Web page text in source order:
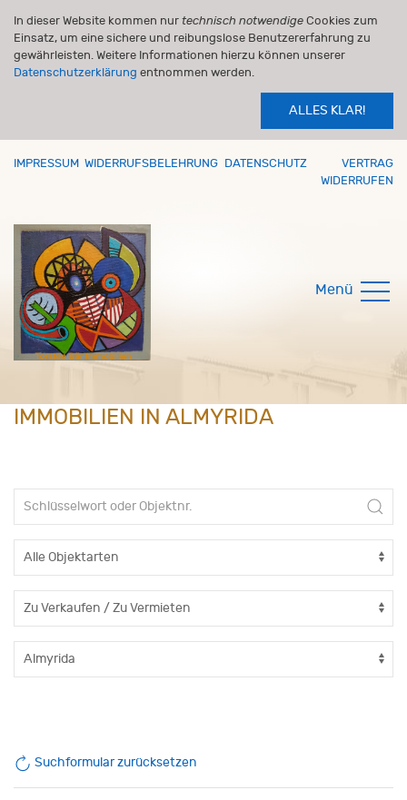
In dieser Website kommen nur technisch notwendige Cookies zum
Einsatz, um eine sichere und reibungslose Benutzererfahrung zu
gewährleisten. Weitere Informationen hierzu können unserer
Datenschutzerklärung entnommen werden.
ALLES KLAR!
IMPRESSUM WIDERRUFSBELEHRUNG DATENSCHUTZ
VERTRAG
WIDERRUFEN
Menü
IMMOBILIEN IN ALMYRIDA
Suchformular zurücksetzen